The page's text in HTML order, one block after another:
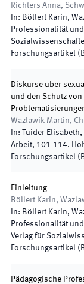
Richters Anna,
In: Böllert Karin,
Professionalität
Forschungsartikel
Diskurse über
und den Schutz
Wazlawik Martin,
In:
Tuider
Arbeit, 101-114.
Forschungsartikel
Einleitung
Böllert Karin,
In: Böllert Karin,
Professionalität
Verlag für
Forschungsartikel
Pädagogische